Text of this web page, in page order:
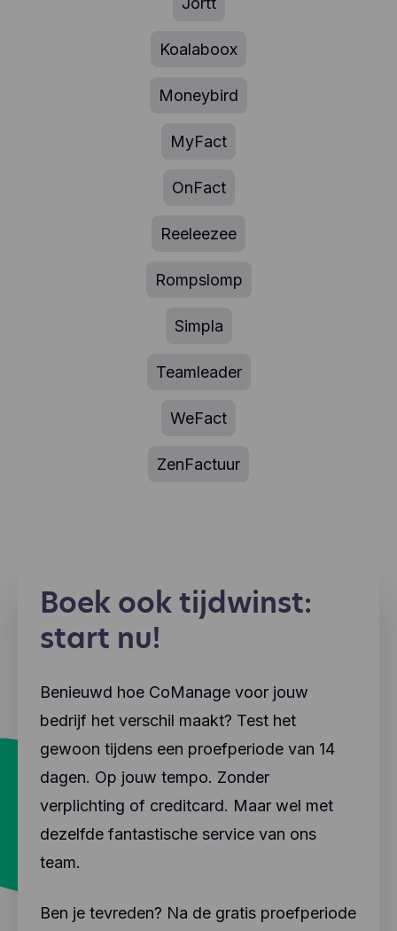
Koalaboox
Moneybird
MyFact
OnFact
Reeleezee
Rompslomp
Simpla
Teamleader
WeFact
ZenFactuur
Boek ook tijdwinst:
start nu!
Benieuwd hoe CoManage voor jouw
bedrijf het verschil maakt? Test het
gewoon tijdens een proefperiode van 14
dagen. Op jouw tempo. Zonder
verplichting of creditcard. Maar wel met
dezelfde fantastische service van ons
team.
Ben je tevreden? Na de gratis proefperiode